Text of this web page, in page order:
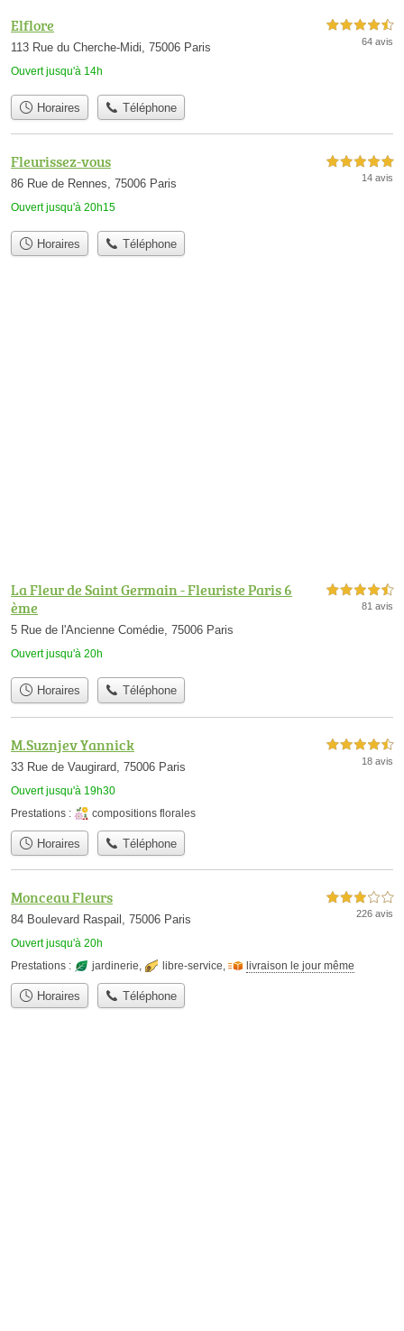
Elflore
113 Rue du Cherche-Midi, 75006 Paris
Ouvert jusqu'à 14h
4,5 étoiles sur 5
64 avis
Horaires Téléphone
Fleurissez-vous
86 Rue de Rennes, 75006 Paris
Ouvert jusqu'à 20h15
5,0 étoiles sur 5
14 avis
Horaires Téléphone
La Fleur de Saint Germain - Fleuriste Paris 6
ème
5 Rue de l'Ancienne Comédie, 75006 Paris
Ouvert jusqu'à 20h
4,5 étoiles sur 5
81 avis
Horaires Téléphone
M.Suznjev Yannick
33 Rue de Vaugirard, 75006 Paris
Ouvert jusqu'à 19h30
4,5 étoiles sur 5
18 avis
Prestations : compositions florales
Horaires Téléphone
Monceau Fleurs
84 Boulevard Raspail, 75006 Paris
Ouvert jusqu'à 20h
3,0 étoiles sur 5
226 avis
Prestations : jardinerie, libre-service, livraison le jour même
Horaires Téléphone